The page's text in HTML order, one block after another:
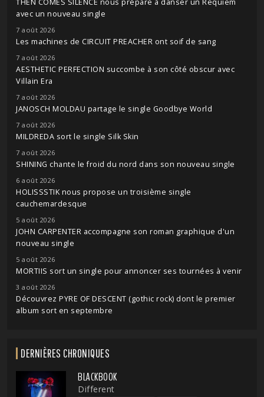
THEN COMES SILENCE nous prépare à danser un Requiem
avec un nouveau single
7 août 2026
Les machines de CIRCUIT PREACHER ont soif de sang
7 août 2026
AESTHETIC PERFECTION succombe à son côté obscur avec
Villain Era
7 août 2026
JANOSCH MOLDAU partage le single Goodbye World
7 août 2026
MILDREDA sort le single Silk Skin
7 août 2026
SHINING chante le froid du nord dans son nouveau single
6 août 2026
HOLISSSTIK nous propose un troisième single
cauchemardesque
5 août 2026
JOHN CARPENTER accompagne son roman graphique d'un
nouveau single
5 août 2026
MORTIIS sort un single pour annoncer ses tournées à venir
3 août 2026
Découvrez PYRE OF DESCENT (gothic rock) dont le premier
album sort en septembre
DERNIÈRES CHRONIQUES
BLACKBOOK
Different